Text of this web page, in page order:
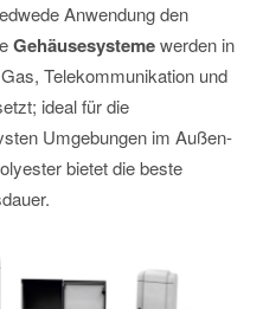
Anwendung den
Gehäusesystemewerden in
Telekommunikation und
ideal für die
Umgebungen im Außen-
bietet die beste